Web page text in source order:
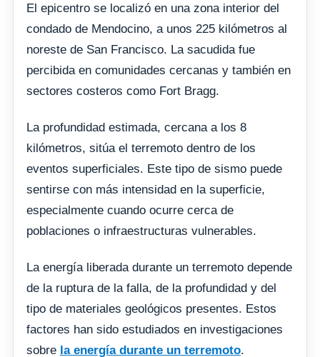
El epicentro se localizó en una zona interior del
condado de Mendocino, a unos 225 kilómetros al
noreste de San Francisco. La sacudida fue
percibida en comunidades cercanas y también en
sectores costeros como Fort Bragg.
La profundidad estimada, cercana a los 8
kilómetros, sitúa el terremoto dentro de los
eventos superficiales. Este tipo de sismo puede
sentirse con más intensidad en la superficie,
especialmente cuando ocurre cerca de
poblaciones o infraestructuras vulnerables.
La energía liberada durante un terremoto depende
de la ruptura de la falla, de la profundidad y del
tipo de materiales geológicos presentes. Estos
factores han sido estudiados en investigaciones
sobre la energía durante un terremoto.